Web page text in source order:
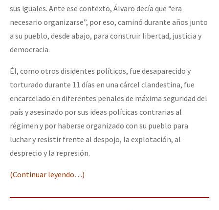
sus iguales. Ante ese contexto, Álvaro decía que “era
necesario organizarse”, por eso, caminó durante años junto
a su pueblo, desde abajo, para construir libertad, justicia y
democracia.
Él, como otros disidentes políticos, fue desaparecido y
torturado durante 11 días en una cárcel clandestina, fue
encarcelado en diferentes penales de máxima seguridad del
país y asesinado por sus ideas políticas contrarias al
régimen y por haberse organizado con su pueblo para
luchar y resistir frente al despojo, la explotación, al
desprecio y la represión.
(Continuar leyendo…)